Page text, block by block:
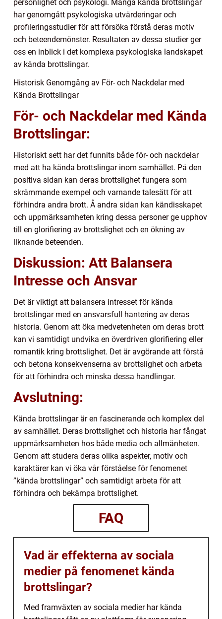
personlighet och psykologi. Många kända brottslingar
har genomgått psykologiska utvärderingar och
profileringsstudier för att försöka förstå deras motiv
och beteendemönster. Resultaten av dessa studier ger
oss en inblick i det komplexa psykologiska landskapet
av kända brottslingar.
Historisk Genomgång av För- och Nackdelar med
Kända Brottslingar
För- och Nackdelar med Kända
Brottslingar:
Historiskt sett har det funnits både för- och nackdelar
med att ha kända brottslingar inom samhället. På den
positiva sidan kan deras brottslighet fungera som
skrämmande exempel och varnande talesätt för att
förhindra andra brott. Å andra sidan kan kändisskapet
och uppmärksamheten kring dessa personer ge upphov
till en glorifiering av brottslighet och en ökning av
liknande beteenden.
Diskussion: Att Balansera
Intresse och Ansvar
Det är viktigt att balansera intresset för kända
brottslingar med en ansvarsfull hantering av deras
historia. Genom att öka medvetenheten om deras brott
kan vi samtidigt undvika en överdriven glorifiering eller
romantik kring brottslighet. Det är avgörande att förstå
och betona konsekvenserna av brottslighet och arbeta
för att förhindra och minska dessa handlingar.
Avslutning:
Kända brottslingar är en fascinerande och komplex del
av samhället. Deras brottslighet och historia har fångat
uppmärksamheten hos både media och allmänheten.
Genom att studera deras olika aspekter, motiv och
karaktärer kan vi öka vår förståelse för fenomenet
”kända brottslingar” och samtidigt arbeta för att
förhindra och bekämpa brottslighet.
FAQ
Vad är effekterna av sociala
medier på fenomenet kända
brottslingar?
Med framväxten av sociala medier har kända